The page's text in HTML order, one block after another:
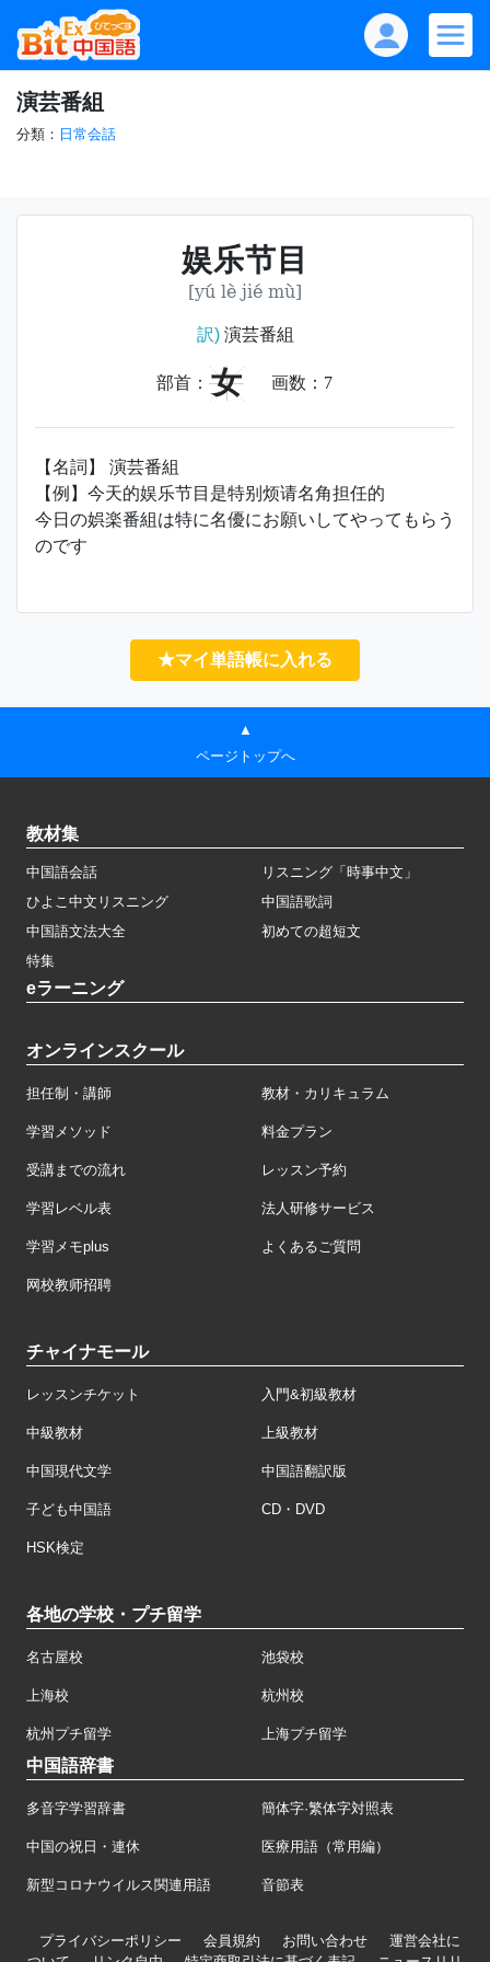
演芸番組
分類： 日常会話
娱乐节目
[yú lè jié mù]
訳)演芸番組
部首： 女 画数： 7
【名詞】 演芸番組
【例】今天的娱乐节目是特别烦请名角担任的
今日の娯楽番組は特に名優にお願いしてやってもらう
のです
★マイ単語帳に入れる
▲
ページトップへ
教材集
中国語会話
リスニング「時事中文」
ひよこ中文リスニング
中国語歌詞
中国語文法大全
初めての超短文
特集
eラーニング
オンラインスクール
担任制・講師 教材・カリキュラム
学習メソッド 料金プラン
受講までの流れ レッスン予約
学習レベル表 法人研修サービス
学習メモplus よくあるご質問
网校教师招聘
チャイナモール
レッスンチケット 入門&初級教材
中級教材 上級教材
中国現代文学 中国語翻訳版
子ども中国語 CD・DVD
HSK検定
各地の学校・プチ留学
名古屋校 池袋校
上海校 杭州校
杭州プチ留学 上海プチ留学
中国語辞書
多音字学習辞書 簡体字·繁体字対照表
中国の祝日・連休 医療用語（常用編）
新型コロナウイルス関連用語 音節表
プライバシーポリシー 会員規約 お問い合わせ
運営会社に